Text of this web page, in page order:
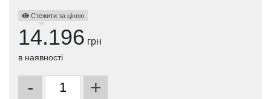
Стежити за ціною
14.196 грн
в наявності
- +